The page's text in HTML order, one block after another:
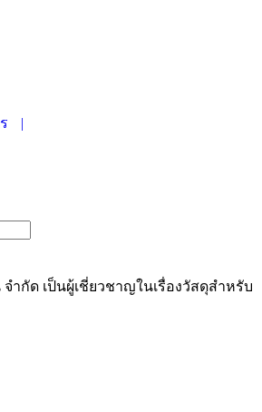
|
กัด เป็นผู้เชี่ยวชาญในเรื่องวัสดุสำหรับ